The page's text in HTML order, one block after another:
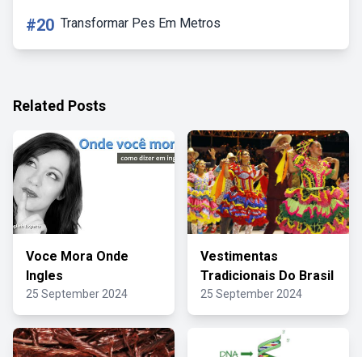
#20 Transformar Pes Em Metros
Related Posts
Voce Mora Onde
Ingles
25 September 2024
Vestimentas
Tradicionais Do Brasil
25 September 2024